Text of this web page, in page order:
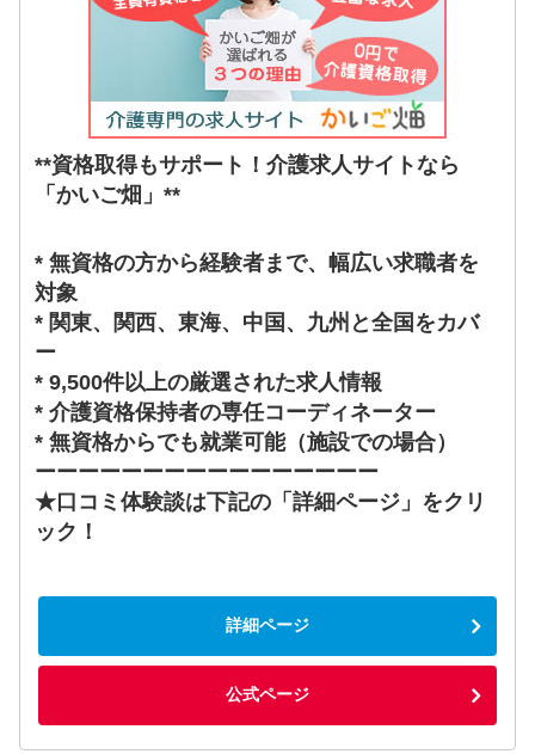
**資格取得もサポート！介護求人サイトなら
「かいご畑」**
* 無資格の方から経験者まで、幅広い求職者を
対象
* 関東、関西、東海、中国、九州と全国をカバ
ー
* 9,500件以上の厳選された求人情報
* 介護資格保持者の専任コーディネーター
* 無資格からでも就業可能（施設での場合）
ーーーーーーーーーーーーーーーー
★口コミ体験談は下記の「詳細ページ」をクリ
ック！
詳細ページ
公式ページ